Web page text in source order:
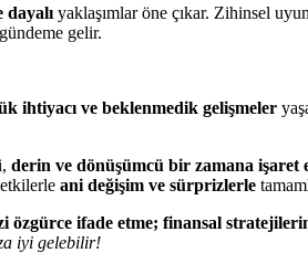
dayalı yaklaşımlar öne çıkar. Zihinsel
gelir.
ihtiyacı ve beklenmedik gelişmeler
derin ve dönüşümcü bir zamana işaret
ani değişim ve sürprizlerle
özgürce ifade etme; finansal
iyi gelebilir!